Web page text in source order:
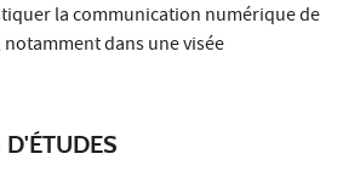
la communication numérique de
dans une visée